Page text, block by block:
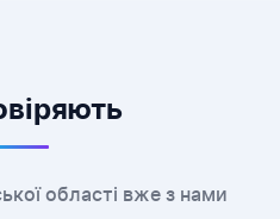
області вже з нами